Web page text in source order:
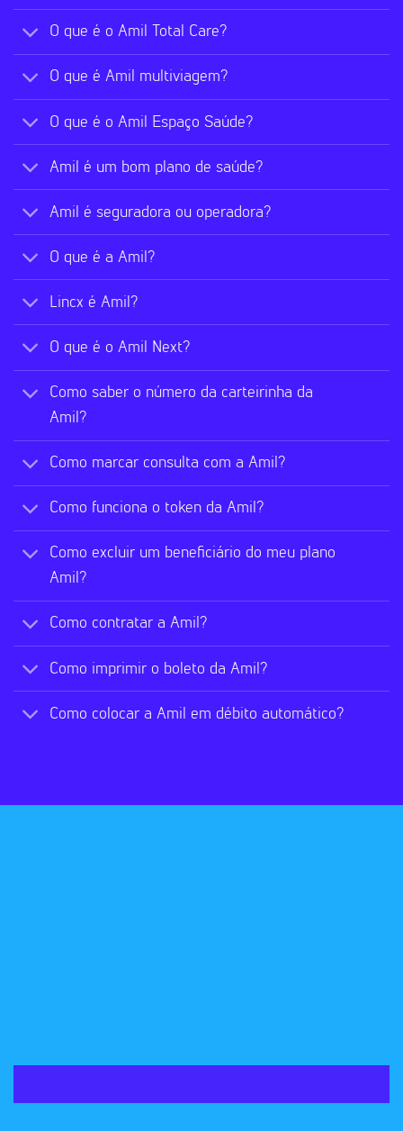
O que é o Amil Total Care?
O que é Amil multiviagem?
O que é o Amil Espaço Saúde?
Amil é um bom plano de saúde?
Amil é seguradora ou operadora?
O que é a Amil?
Lincx é Amil?
O que é o Amil Next?
Como saber o número da carteirinha da
Amil?
Como marcar consulta com a Amil?
Como funciona o token da Amil?
Como excluir um beneficiário do meu plano
Amil?
Como contratar a Amil?
Como imprimir o boleto da Amil?
Como colocar a Amil em débito automático?